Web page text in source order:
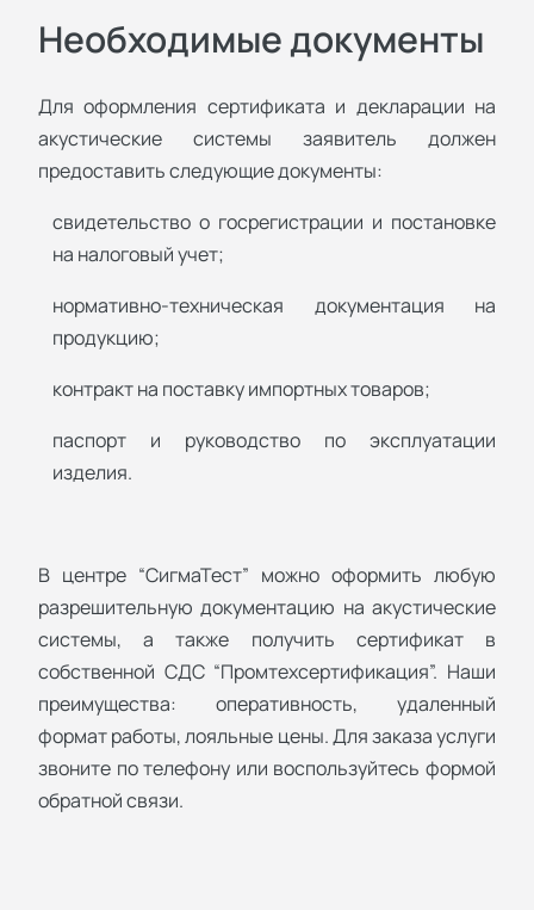
Необходимые документы
Для оформления сертификата и декларации на
акустические системы заявитель должен
предоставить следующие документы:
свидетельство о госрегистрации и постановке
на налоговый учет;
нормативно-техническая документация на
продукцию;
контракт на поставку импортных товаров;
паспорт и руководство по эксплуатации
изделия.
В центре “СигмаТест” можно оформить любую
разрешительную документацию на акустические
системы, а также получить сертификат в
собственной СДС “Промтехсертификация”. Наши
преимущества: оперативность, удаленный
формат работы, лояльные цены. Для заказа услуги
звоните по телефону или воспользуйтесь формой
обратной связи.